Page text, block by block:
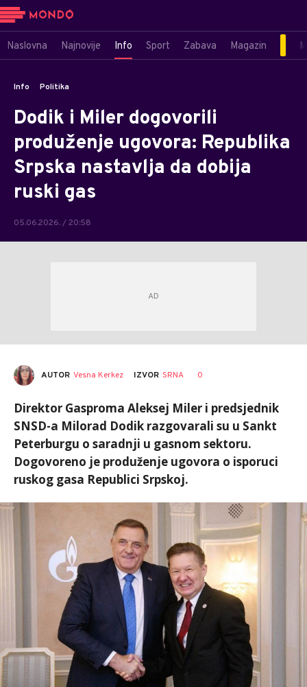
Naslovna Najnovije Info Sport Zabava Magazin
Info Politika
Dodik i Miler dogovorili
produženje ugovora: Republika
Srpska nastavlja da dobija
ruski gas
05.06.2026. / 20:58
AUTOR Vesna Kerkez IZVOR SRNA 0
Direktor Gasproma Aleksej Miler i predsjednik
SNSD-a Milorad Dodik razgovarali su u Sankt
Peterburgu o saradnji u gasnom sektoru.
Dogovoreno je produženje ugovora o isporuci
ruskog gasa Republici Srpskoj.